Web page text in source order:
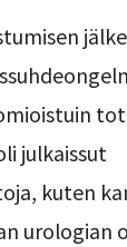
julkaissut
kuten
urologian